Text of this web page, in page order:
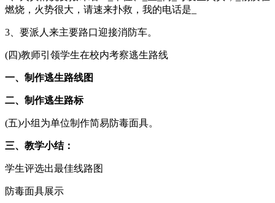
燃烧，火势很大，请速来扑救，我的电话是_
3、要派人来主要路口迎接消防车。
(四)教师引领学生在校内考察逃生路线
一、制作逃生路线图
二、制作逃生路标
(五)小组为单位制作简易防毒面具。
三、教学小结：
学生评选出最佳线路图
防毒面具展示